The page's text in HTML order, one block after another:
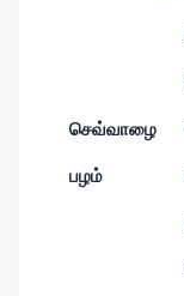
செவ்வாழை
பழம்